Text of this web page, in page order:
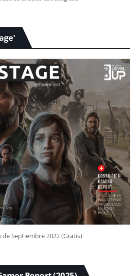
Septiembre 2022 (Gratis)